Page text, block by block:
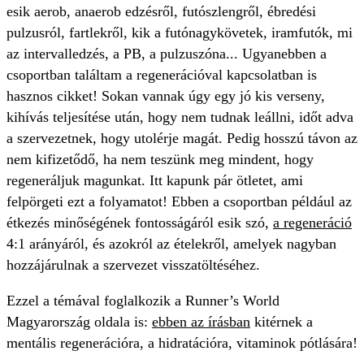
esik aerob, anaerob edzésről, futószlengről, ébredési
pulzusról, fartlekről, kik a futónagykövetek, iramfutók, mi
az intervalledzés, a PB, a pulzuszóna... Ugyanebben a
csoportban találtam a regenerációval kapcsolatban is
hasznos cikket! Sokan vannak úgy egy jó kis verseny,
kihívás teljesítése után, hogy nem tudnak leállni, időt adva
a szervezetnek, hogy utolérje magát. Pedig hosszú távon az
nem kifizetődő, ha nem teszünk meg mindent, hogy
regeneráljuk magunkat. Itt kapunk pár ötletet, ami
felpörgeti ezt a folyamatot! Ebben a csoportban például az
étkezés minőségének fontosságáról esik szó, a regeneráció
4:1 arányáról, és azokról az ételekről, amelyek nagyban
hozzájárulnak a szervezet visszatöltéséhez.
Ezzel a témával foglalkozik a Runner’s World
Magyarország oldala is: ebben az írásban kitérnek a
mentális regenerációra, a hidratációra, vitaminok pótlására!